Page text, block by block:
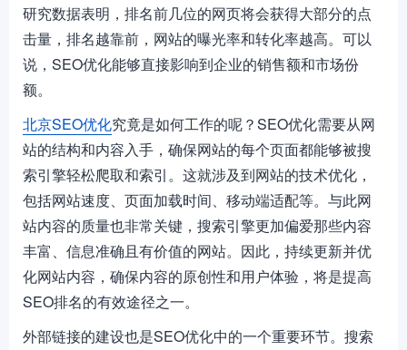
研究数据表明，排名前几位的网页将会获得大部分的点
击量，排名越靠前，网站的曝光率和转化率越高。可以
说，SEO优化能够直接影响到企业的销售额和市场份
额。
北京SEO优化究竟是如何工作的呢？SEO优化需要从网
站的结构和内容入手，确保网站的每个页面都能够被搜
索引擎轻松爬取和索引。这就涉及到网站的技术优化，
包括网站速度、页面加载时间、移动端适配等。与此网
站内容的质量也非常关键，搜索引擎更加偏爱那些内容
丰富、信息准确且有价值的网站。因此，持续更新并优
化网站内容，确保内容的原创性和用户体验，将是提高
SEO排名的有效途径之一。
外部链接的建设也是SEO优化中的一个重要环节。搜索